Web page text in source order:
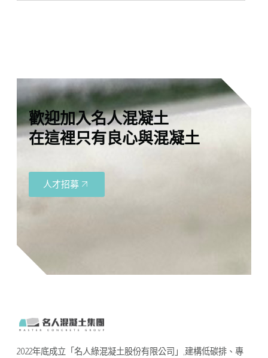
歡迎加入名人混凝土
在這裡只有良心與混凝土
人才招募
2022年底成立「名人綠混凝土股份有限公司」,建構低碳排、專